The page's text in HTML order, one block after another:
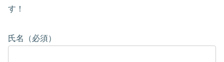
す！
氏名（必須）